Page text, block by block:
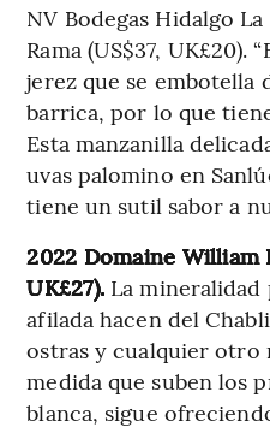
NV Bodegas Hidalgo
Rama (US$37, UK£20).
jerez que se embotella
barrica, por lo que
Esta manzanilla
uvas palomino en
tiene un sutil sabor a
2022 Domaine William
UK£27). La
afilada hacen del
ostras y cualquier otro
medida que suben los
blanca, sigue